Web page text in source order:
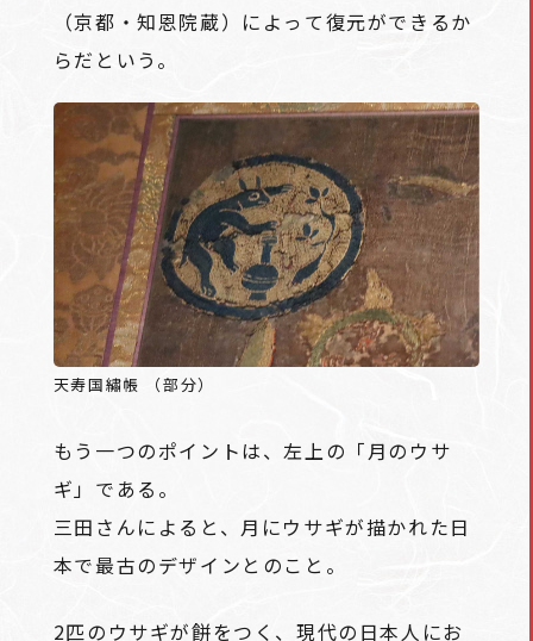
（京都・知恩院蔵）によって復元ができるか
らだという。
天寿国繡帳 （部分）
もう一つのポイントは、左上の「月のウサ
ギ」である。
三田さんによると、月にウサギが描かれた日
本で最古のデザインとのこと。
2匹のウサギが餅をつく、現代の日本人にお